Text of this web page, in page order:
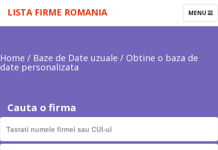
TOGGLE
MENU
LISTA FIRME ROMANIA
Home / Baze de Date uzuale / Obtine o baza de
date personalizata
Cauta o firma